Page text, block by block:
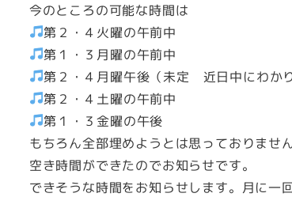
今のところの可能な時間は
第２・４火曜の午前中
第１・３月曜の午前中
第２・４月曜午後（未定 近日中にわか
第２・４土曜の午前中
第１・３金曜の午後
もちろん全部埋めようとは思っておりませ
空き時間ができたのでお知らせです。
できそうな時間をお知らせします。月に一